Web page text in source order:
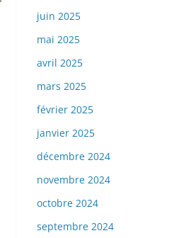
juin 2025
mai 2025
avril 2025
mars 2025
février 2025
janvier 2025
décembre 2024
novembre 2024
octobre 2024
septembre 2024